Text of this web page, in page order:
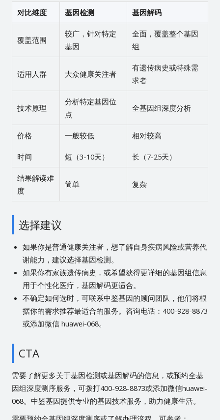
对比维度 基因检测 基因解码
覆盖范围
较广，针对特定
基因
全面，覆盖整个基因
组
适用人群 大众健康关注者
有遗传病史或特殊需
求者
技术原理
分析特定基因位
点
全基因组深度分析
价格 一般较低 相对较高
时间 短（3-10天） 长（7-25天）
结果解读难
度
简单 复杂
选择建议
如果你是普通健康关注者，想了解自身疾病风险或营养代
谢能力，建议选择基因检测。
如果你有家族遗传病史，或希望获得更详细的基因组信息
用于个性化医疗，基因解码更适合。
不确定如何选时，可联系中鉴基因的顾问团队，他们将根
据你的需求推荐最适合的服务。咨询电话：400-928-8873
或添加微信 huawei-068。
CTA
需要了解更多关于基因检测或基因解码的信息，或预约全基
因组深度测序服务，可拨打400-928-8873或添加微信huawei-
068。中鉴基因提供专业的基因技术服务，助力健康生活。